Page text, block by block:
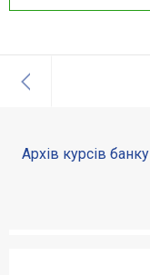
Архів курсів банку